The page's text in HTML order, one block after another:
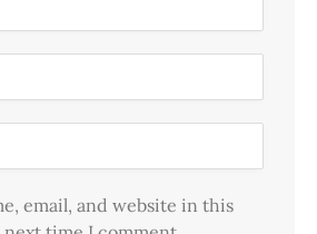
email, and website in this